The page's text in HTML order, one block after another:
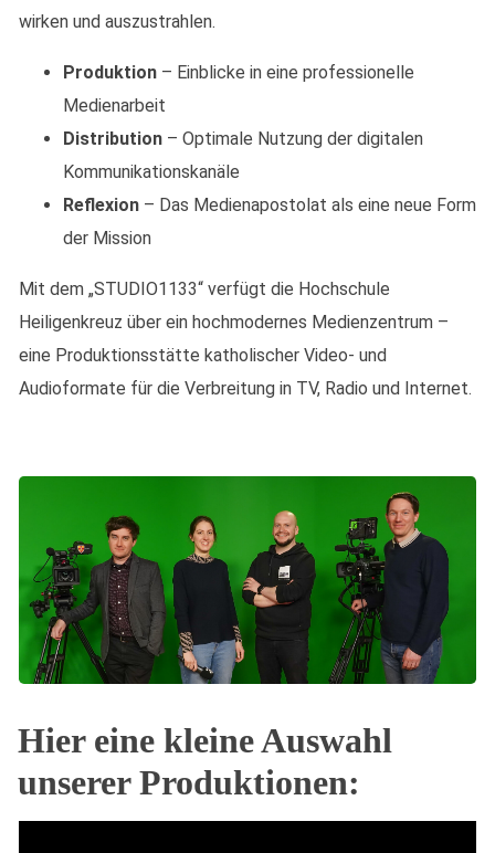
wirken und auszustrahlen.
Produktion – Einblicke in eine professionelle
Medienarbeit
Distribution – Optimale Nutzung der digitalen
Kommunikationskanäle
Reflexion – Das Medienapostolat als eine neue Form
der Mission
Mit dem „STUDIO1133“ verfügt die Hochschule
Heiligenkreuz über ein hochmodernes Medienzentrum –
eine Produktionsstätte katholischer Video- und
Audioformate für die Verbreitung in TV, Radio und Internet.
Hier eine kleine Auswahl
unserer Produktionen: